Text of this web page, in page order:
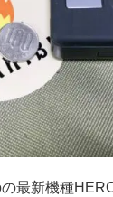
最新機種